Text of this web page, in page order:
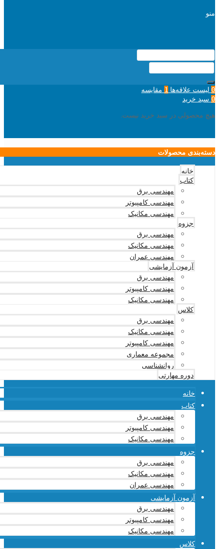
منو
0 لیست علاقه‌ها 1 مقایسه
0 سبد خرید
هیچ محصولی در سبد خرید نیست.
دسته‌بندی محصولات
خانه
کتاب
مهندسی برق
مهندسی کامپیوتر
مهندسی مکانیک
جزوه
مهندسی برق
مهندسی مکانیک
مهندسی عمران
آزمون آزمایشی
مهندسی برق
مهندسی کامپیوتر
مهندسی مکانیک
کلاس
مهندسی برق
مهندسی مکانیک
مهندسی کامپیوتر
مجموعه معماری
روانشناسی
دوره مهارتی
خانه
کتاب
مهندسی برق
مهندسی کامپیوتر
مهندسی مکانیک
جزوه
مهندسی برق
مهندسی مکانیک
مهندسی عمران
آزمون آزمایشی
مهندسی برق
مهندسی کامپیوتر
مهندسی مکانیک
کلاس